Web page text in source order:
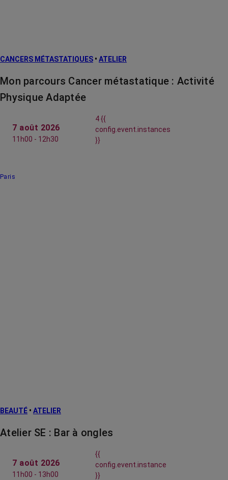
CANCERS MÉTASTATIQUES • ATELIER
Mon parcours Cancer métastatique : Activité
Physique Adaptée
7 août 2026
11h00 - 12h30
4 {{
config.event.instances
}}
Paris
BEAUTÉ • ATELIER
Atelier SE : Bar à ongles
7 août 2026
11h00 - 13h00
{{
config.event.instance
}}